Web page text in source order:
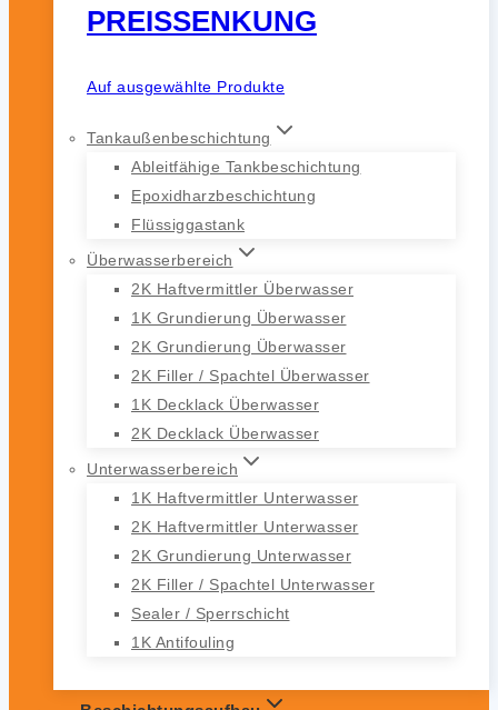
PREISSENKUNG
Auf ausgewählte Produkte
Tankaußenbeschichtung
Ableitfähige Tankbeschichtung
Epoxidharzbeschichtung
Flüssiggastank
Überwasserbereich
2K Haftvermittler Überwasser
1K Grundierung Überwasser
2K Grundierung Überwasser
2K Filler / Spachtel Überwasser
1K Decklack Überwasser
2K Decklack Überwasser
Unterwasserbereich
1K Haftvermittler Unterwasser
2K Haftvermittler Unterwasser
2K Grundierung Unterwasser
2K Filler / Spachtel Unterwasser
Sealer / Sperrschicht
1K Antifouling